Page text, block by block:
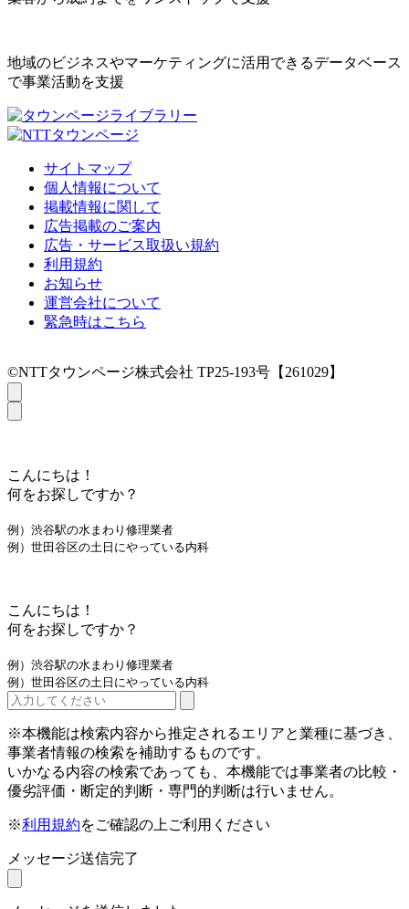
地域のビジネスやマーケティングに活用できるデータベース
で事業活動を支援
サイトマップ
個人情報について
掲載情報に関して
広告掲載のご案内
広告・サービス取扱い規約
利用規約
お知らせ
運営会社について
緊急時はこちら
©NTTタウンページ株式会社 TP25-193号【261029】
こんにちは！
何をお探しですか？
例）渋谷駅の水まわり修理業者
例）世田谷区の土日にやっている内科
こんにちは！
何をお探しですか？
例）渋谷駅の水まわり修理業者
例）世田谷区の土日にやっている内科
※本機能は検索内容から推定されるエリアと業種に基づき、
事業者情報の検索を補助するものです。
いかなる内容の検索であっても、本機能では事業者の比較・
優劣評価・断定的判断・専門的判断は行いません。
※利用規約をご確認の上ご利用ください
メッセージ送信完了